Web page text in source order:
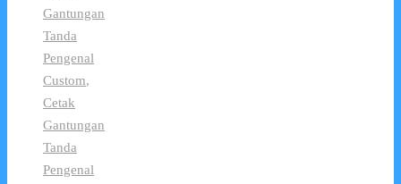
Gantungan
Tanda
Pengenal
Custom,
Cetak
Gantungan
Tanda
Pengenal